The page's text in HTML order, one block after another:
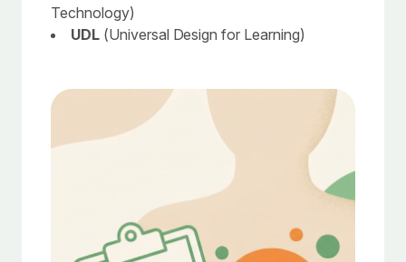
Technology)
UDL(Universal Design for Learning)